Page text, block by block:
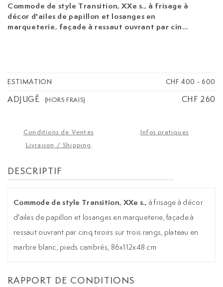
Commode de style Transition, XXe s.,
décor d'ailes de papillon et losanges en
marqueterie, façade à ressaut ouvrant par cinq
ESTIMATION CHF 400 - 600
ADJUGÉ (HORS FRAIS) CHF 260
Conditions de Ventes
Infos pratiques
Livraison / Shipping
DESCRIPTIF
Commode de style Transition, XXe s., à frisage à décor
d'ailes de papillon et losanges en marqueterie, façade à
ressaut ouvrant par cinq tiroirs sur trois rangs, plateau en
marbre blanc, pieds cambrés, 86x112x48 cm
RAPPORT DE CONDITIONS